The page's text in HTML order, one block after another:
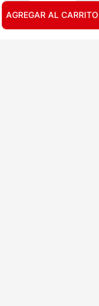
AGREGAR AL CARRITO